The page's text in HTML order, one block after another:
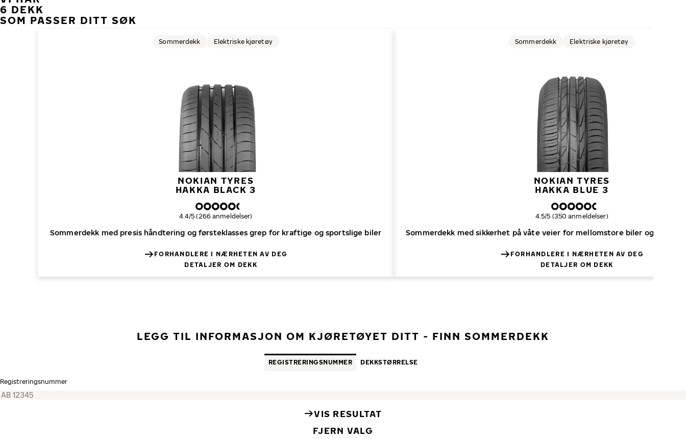
6 DEKK
SOM PASSER DITT SØK
NOKIAN TYRES
HAKKA BLACK 3
Sommerdekk med presis håndtering og førsteklasses grep for kraftige og sportslige biler
Sommerdekk Elektriske kjøretøy
Samlet dekkvurdering
4.4/5 (266 anmeldelser)
FORHANDLERE I NÆRHETEN AV DEG
DETALJER OM DEKK
NOKIAN TYRES
HAKKA BLUE 3
Sommerdekk med sikkerhet på våte veier for mellomstore biler og
Sommerdekk Elektriske kjøretøy
Samlet dekkvurdering
4.5/5 (350 anmeldelser)
FORHANDLERE I NÆRHETEN AV DEG
DETALJER OM DEKK
LEGG TIL INFORMASJON OM KJØRETØYET DITT - FINN SOMMERDEKK
REGISTRERINGS­NUMMER DEKK­STØRRELSE
Registrerings­nummer
VIS RESULTAT
FJERN VALG